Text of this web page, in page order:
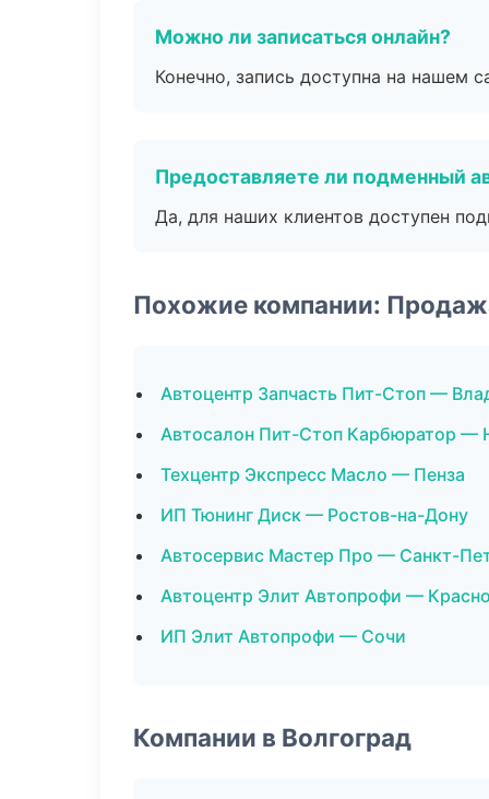
Можно ли записаться онлайн?
Конечно, запись доступна на нашем
Предоставляете ли подменный
Да, для наших клиентов доступен
Похожие компании:
Автоцентр Запчасть Пит-Стоп —
Автосалон Пит-Стоп Карбюратор —
Техцентр Экспресс Масло — Пенза
ИП Тюнинг Диск — Ростов-на-Дону
Автосервис Мастер Про — Санкт-
Автоцентр Элит Автопрофи —
ИП Элит Автопрофи — Сочи
Компании в Волгоград